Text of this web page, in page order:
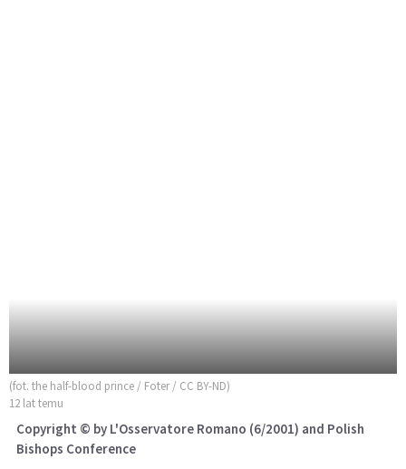
(fot. the half-blood prince / Foter / CC BY-ND)
12 lat temu
Copyright © by L'Osservatore Romano (6/2001) and Polish
Bishops Conference